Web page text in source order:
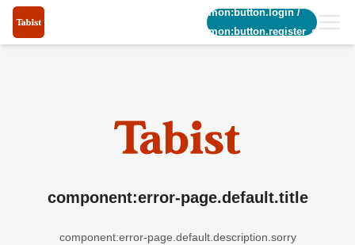
common:button.login/
common:button.register_short
component:error-page.default.title
component:error-page.default.description.sorry